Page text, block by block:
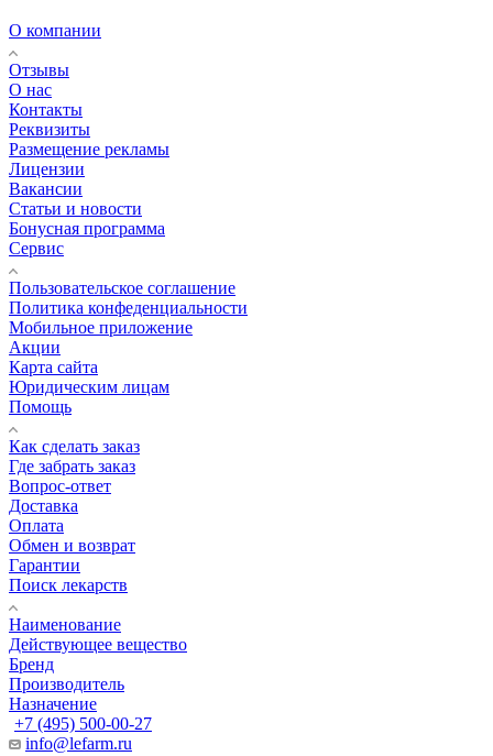
О компании
Отзывы
О нас
Контакты
Реквизиты
Размещение рекламы
Лицензии
Вакансии
Статьи и новости
Бонусная программа
Сервис
Пользовательское соглашение
Политика конфеденциальности
Мобильное приложение
Акции
Карта сайта
Юридическим лицам
Помощь
Как сделать заказ
Где забрать заказ
Вопрос-ответ
Доставка
Оплата
Обмен и возврат
Гарантии
Поиск лекарств
Наименование
Действующее вещество
Бренд
Производитель
Назначение
+7 (495) 500-00-27
info@lefarm.ru